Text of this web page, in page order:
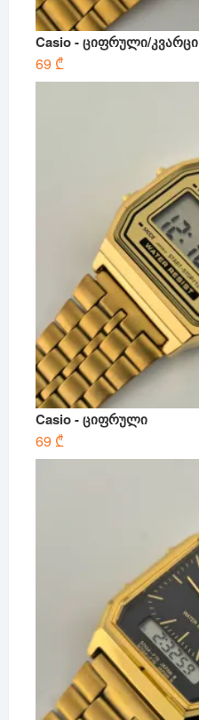
Casio - ციფრული/კვარცი
69 ₾
Casio - ციფრული
69 ₾